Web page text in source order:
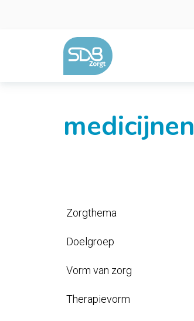
medicijnen
Zorgthema
Doelgroep
Vorm van zorg
Therapievorm